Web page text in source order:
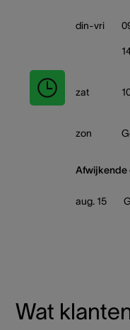
din-vri
zat
zon
Afwijkende
aug. 15
Wat